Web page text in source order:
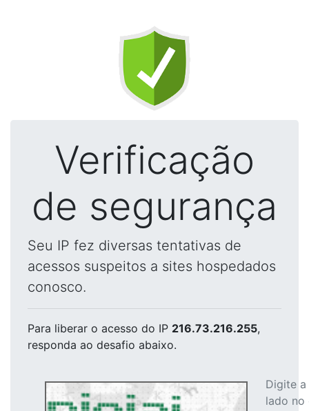
Verificação
de segurança
Seu IP fez diversas tentativas de
acessos suspeitos a sites hospedados
conosco.
Para liberar o acesso do IP 216.73.216.255,
responda ao desafio abaixo.
Digite
lado no